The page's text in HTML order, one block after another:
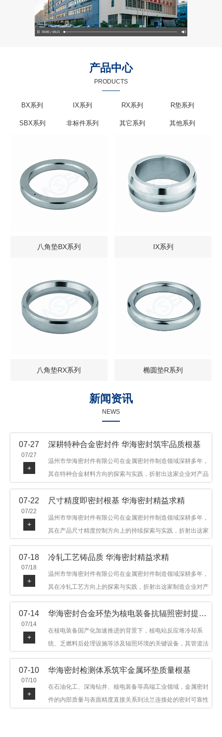
产品中心
PRODUCTS
BX系列 IX系列 RX系列 R垫系列
SBX系列 非标件系列 其它系列 其他系列
八角垫BX系列 IX系列
八角垫RX系列 椭圆垫R系列
新闻资讯
NEWS
07-27
07/27
+
深耕特种合金密封件 华海密封筑牢品质根基
温州市华海密封件有限公司在金属密封件制造领域深耕多年，
其在特种合金材料方向的探索与实践，折射出这家企业对产品
品，可提供多种材质方案，在石油机械、管道法兰、采油树、
07-22
07/22
+
尺寸精度即密封根基 华海密封精益求精
温州市华海密封件有限公司在金属密封件制造领域深耕多年，
其在产品尺寸精度控制方向上的持续探索与实践，折射出这家
产品，广泛应用于石油机械、管道法兰、采油树、井口装置等
领域。本文从尺寸精度的技术内涵及企业工艺积累等角度，呈
现华海密封在该领域的务实探索与稳步发展。
07-18
07/18
+
冷轧工艺铸品质 华海密封精益求精
温州市华海密封件有限公司在金属密封件制造领域深耕多年，
其在冷轧工艺方向上的探索与实践，折射出这家制造企业对产
品，广泛应用于石油机械、管道法兰、采油树、井口装置等领
步发展。
07-14
07/14
+
华海密封合金环垫为核电装备抗辐照密封提供可靠保障
在核电装备国产化加速推进的背景下，核电站反应堆冷却系
统、乏燃料后处理设施等涉及辐照环境的关键设备，其管道法
定与密封可靠。温州市华海密封件科技有限公司深耕金属密封
领域二十余年，依托八角垫、椭圆垫及RX/BX系列高压环垫等
全系列产品，以特种合金材质体系，为核电装备抗辐照密封提
供针对性配套方案。
07-10
07/10
+
华海密封检测体系筑牢金属环垫质量根基
在石油化工、深海钻井、核电装备等高端工业领域，金属密封
件的内部质量与表面精度直接关系到法兰连接处的密封可靠性